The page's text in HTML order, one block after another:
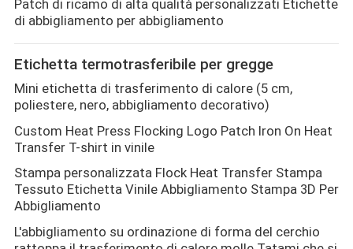
Patch di ricamo di alta qualità personalizzati Etichette
di abbigliamento per abbigliamento
Etichetta termotrasferibile per gregge
Mini etichetta di trasferimento di calore (5 cm,
poliestere, nero, abbigliamento decorativo)
Custom Heat Press Flocking Logo Patch Iron On Heat
Transfer T-shirt in vinile
Stampa personalizzata Flock Heat Transfer Stampa
Tessuto Etichetta Vinile Abbigliamento Stampa 3D Per
Abbigliamento
L'abbigliamento su ordinazione di forma del cerchio